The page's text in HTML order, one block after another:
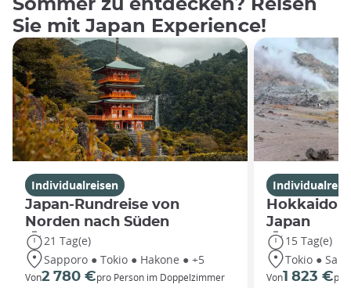
Sommer zu entdecken? Reisen
Sie mit Japan Experience!
Individualreisen
Japan-Rundreise von
Norden nach Süden
21 Tag(e)
Sapporo ● Tokio ● Hakone ● +5
Von2 780 €pro Person im Doppelzimmer
Hokkaido
Japan
15 Tag(e)
Tokio ●
Von1 823 €pro